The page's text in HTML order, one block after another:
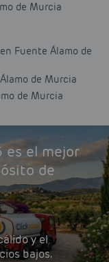
de Murcia
Fuente Álamo de
de Murcia
de Murcia
es el mejor
de
y el
bajos.